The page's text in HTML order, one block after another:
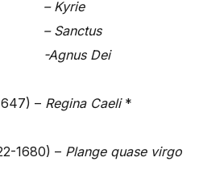
– Kyrie
– Sanctus
-Agnus Dei
– Regina Caeli*
1680) – Plange quase virgo